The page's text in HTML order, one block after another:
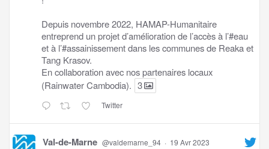
Depuis novembre 2022, HAMAP-Humanitaire
entreprend un projet d’amélioration de l’accès à l’#eau
et à l’#assainissement dans les communes de Reaka et
Tang Krasov.
En collaboration avec nos partenaires locaux
(Rainwater Cambodia). 3
Twitter
Val-de-Marne @valdemarne_94 · 19 Avr 2023